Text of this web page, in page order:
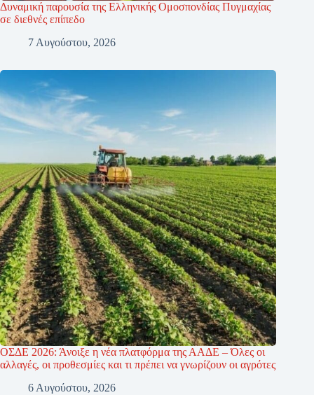
Δυναμική παρουσία της Ελληνικής Ομοσπονδίας Πυγμαχίας
σε διεθνές επίπεδο
7 Αυγούστου, 2026
ΟΣΔΕ 2026: Άνοιξε η νέα πλατφόρμα της ΑΑΔΕ – Όλες οι
αλλαγές, οι προθεσμίες και τι πρέπει να γνωρίζουν οι αγρότες
6 Αυγούστου, 2026